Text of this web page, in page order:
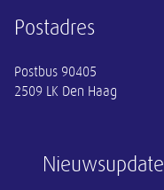
Nieuwsupdate
Postadres
Postbus 90405
2509 LK Den Haag